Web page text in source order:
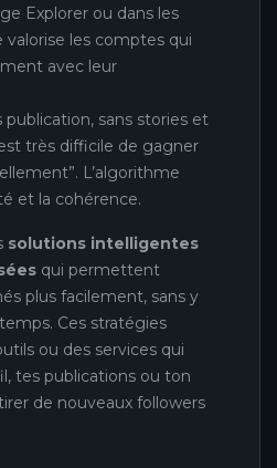
Explorer ou dans les
valorise les comptes qui
avec leur
sans stories et
très difficile de gagner
L’algorithme
et la cohérence.
solutions intelligentes
qui permettent
plus facilement, sans y
Ces stratégies
ou des services qui
tes publications ou ton
de nouveaux followers